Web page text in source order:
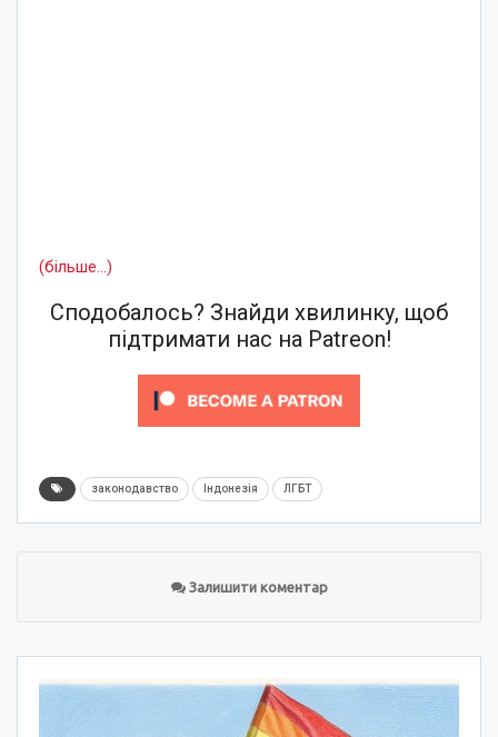
(більше…)
Сподобалось? Знайди хвилинку, щоб
підтримати нас на Patreon!
законодавство Індонезія ЛГБТ
Залишити коментар